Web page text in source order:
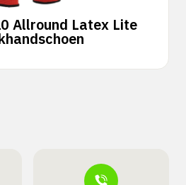
Allround Latex Lite